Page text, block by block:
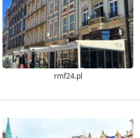
rmf24.pl